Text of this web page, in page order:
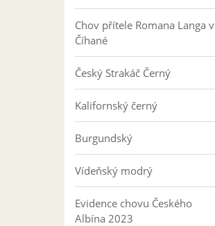
Chov přítele Romana Langa v
Číhané
Český Strakáč Černý
Kalifornský černý
Burgundský
Vídeňský modrý
Evidence chovu Českého
Albína 2023